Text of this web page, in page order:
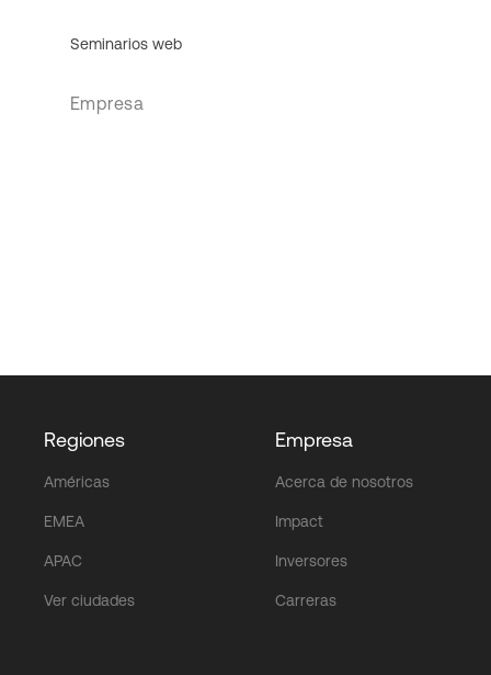
Seminarios web
Empresa
Regiones
Américas
EMEA
APAC
Ver ciudades
Empresa
Acerca de nosotros
Impact
Inversores
Carreras